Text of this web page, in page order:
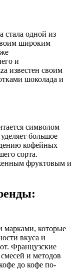
стала одной из
широким
и
известен своим
шоколада и
символом
большое
кофейных
сорта.
фруктовым и
марками, которые
вкуса и
Французские
и методов
до кофе по-